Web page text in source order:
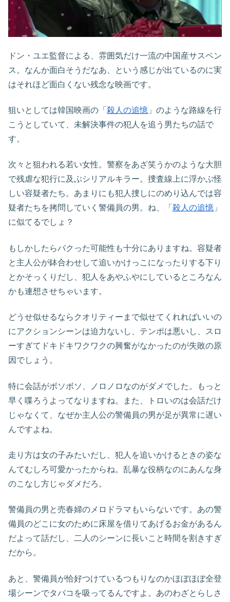
ドン・ユエ監督による、雰囲気だけ一流の中国産サスペン
ス。なんか面白そうだなあ、という感じが出ているのに実
はそれほど面白くない残念な映画です。
狙いとしては韓国映画の「 殺人の追憶 」のような路線を行
こうとしていて、未解決事件の犯人を追う男たちの話で
す。
次々と狙われる若い女性。警察をあざ笑うかのような大胆
で残虐な犯行に及ぶシリアルキラー。捜査線上に浮かぶ怪
しい容疑者たち。あまりにも犯人捜しにのめり込んでは容
疑者たちを拷問していく警備員の男。ね、「 殺人の追憶 」
に似てるでしょ？
もしかしたらパクった可能性も十分にありますね。容疑者
と主人公が鉢合わせして追いかけっこになったりする下り
とかそっくりだし、犯人をあやふやにしているところなん
かも連想させちゃいます。
どうせ似せるならクオリティーまで似せてくれればいいの
にアクションシーンは迫力ないし、テンポは悪いし、スロ
ーすぎてドキドキワクワクの興奮がなかったのが失敗の原
因でしょう。
特に会話がボソボソ、ノロノロなのがダメでした。もっと
早く喋ろうよってなりますね。また、トロいのは会話だけ
じゃなくて、なぜか主人公の警備員の男が足が異常に遅い
んですよね。
走り方は女の子みたいだし、犯人を追いかけるときの姿な
んてむしろ可愛かったからね。乱暴な役柄なのにあんな身
のこなし方じゃダメだろ。
警備員の男と売春婦のメロドラマもいらないです。あの警
備員のどこに女のために床屋を借りてあげるお金があるん
だよって話だし、二人のシーンに長いこと時間を割きすぎ
だから。
あと、警備員が恰好つけているつもりなのかほぼほぼ全登
場シーンでタバコを吸ってるんですよ。あのわざとらしさ